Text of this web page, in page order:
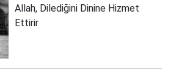
Allah, Dilediğini Dinine Hizmet
Ettirir